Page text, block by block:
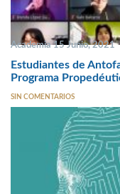
Academia 15 Junio, 2021
Estudiantes de
Programa
SIN COMENTARIOS